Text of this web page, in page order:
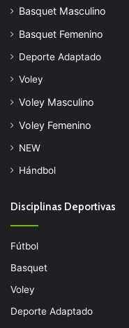
Basquet Masculino
Basquet Femenino
Deporte Adaptado
Voley
Voley Masculino
Voley Femenino
NEW
Hándbol
Disciplinas Deportivas
Fútbol
Basquet
Voley
Deporte Adaptado